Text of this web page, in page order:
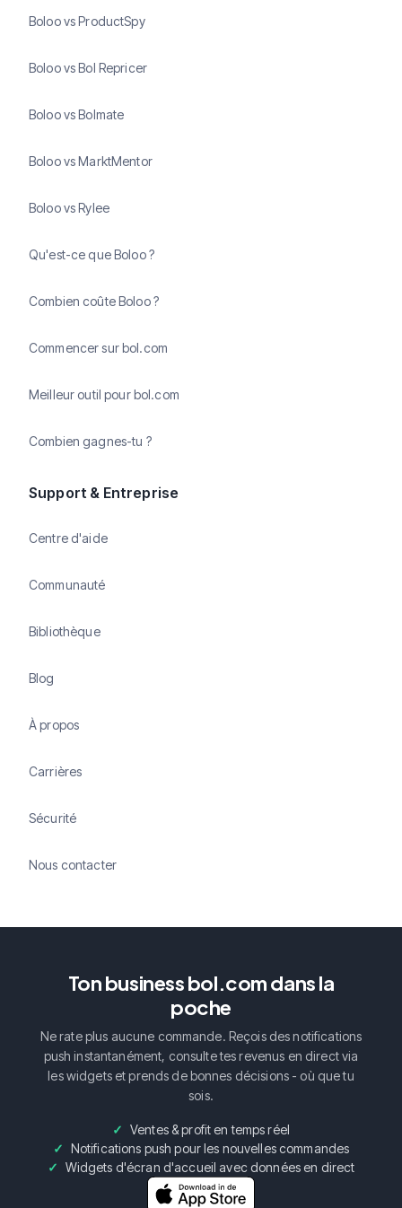
Boloo vs ProductSpy
Boloo vs Bol Repricer
Boloo vs Bolmate
Boloo vs MarktMentor
Boloo vs Rylee
Qu'est-ce que Boloo ?
Combien coûte Boloo ?
Commencer sur bol.com
Meilleur outil pour bol.com
Combien gagnes-tu ?
Support & Entreprise
Centre d'aide
Communauté
Bibliothèque
Blog
À propos
Carrières
Sécurité
Nous contacter
Ton business bol.com dans la
poche
Ne rate plus aucune commande. Reçois des notifications
push instantanément, consulte tes revenus en direct via
les widgets et prends de bonnes décisions - où que tu
sois.
Ventes & profit en temps réel
Notifications push pour les nouvelles commandes
Widgets d'écran d'accueil avec données en direct